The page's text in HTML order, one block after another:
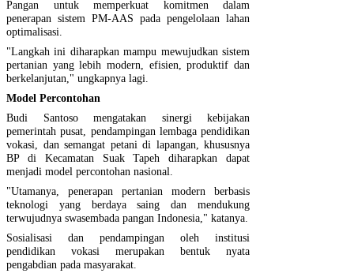
Pangan untuk memperkuat komitmen dalam
penerapan sistem PM-AAS pada pengelolaan lahan
optimalisasi.
"Langkah ini diharapkan mampu mewujudkan sistem
pertanian yang lebih modern, efisien, produktif dan
berkelanjutan," ungkapnya lagi.
Model Percontohan
Budi Santoso mengatakan sinergi kebijakan
pemerintah pusat, pendampingan lembaga pendidikan
vokasi, dan semangat petani di lapangan, khususnya
BP di Kecamatan Suak Tapeh diharapkan dapat
menjadi model percontohan nasional.
"Utamanya, penerapan pertanian modern berbasis
teknologi yang berdaya saing dan mendukung
terwujudnya swasembada pangan Indonesia," katanya.
Sosialisasi dan pendampingan oleh institusi
pendidikan vokasi merupakan bentuk nyata
pengabdian pada masyarakat.